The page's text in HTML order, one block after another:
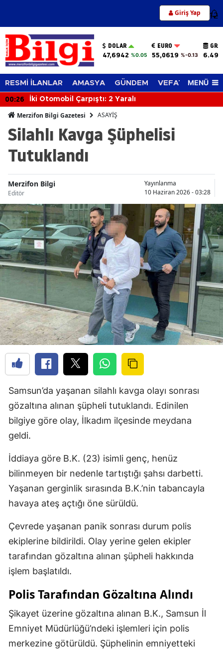
Giriş Yap 12
DOLAR
47,6942 %0.05
EURO
55,0619 %-0.13
RESMİ İLANLAR AMASYA GÜNDEM VEFAT EDENLER
MENÜ
00:26 İki Otomobil Çarpıştı: 2 Yaralı
Merzifon Bilgi Gazetesi ASAYİŞ
Silahlı Kavga Şüphelisi
Tutuklandı
Merzifon Bilgi
Editör
Yayınlanma
10 Haziran 2026 - 03:28
Samsun’da yaşanan silahlı kavga olayı sonrası
gözaltına alınan şüpheli tutuklandı. Edinilen
bilgiye göre olay, İlkadım ilçesinde meydana
geldi.
İddiaya göre B.K. (23) isimli genç, henüz
bilinmeyen bir nedenle tartıştığı şahsı darbetti.
Yaşanan gerginlik sırasında B.K.’nin tabancayla
havaya ateş açtığı öne sürüldü.
Çevrede yaşanan panik sonrası durum polis
ekiplerine bildirildi. Olay yerine gelen ekipler
tarafından gözaltına alınan şüpheli hakkında
işlem başlatıldı.
Polis Tarafından Gözaltına Alındı
Şikayet üzerine gözaltına alınan B.K., Samsun İl
Emniyet Müdürlüğü’ndeki işlemleri için polis
merkezine götürüldü. Şüphelinin emniyetteki